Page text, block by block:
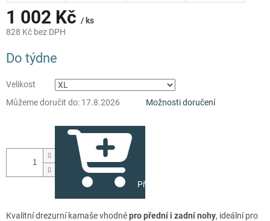
1 002 Kč / ks
828 Kč bez DPH
cena:
Do týdne
Velikost
Můžeme doručit do: 17.8.2026 Možnosti doručení
Přidat do košíku
Kvalitní drezurní kamaše vhodnépro přední i zadní nohy, ideální pro